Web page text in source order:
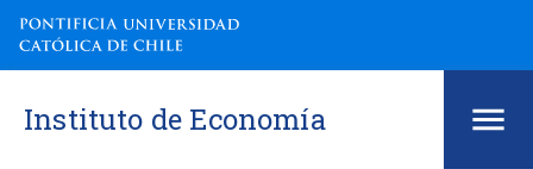
Instituto de Economía